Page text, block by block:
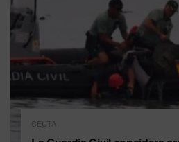
CEUTA